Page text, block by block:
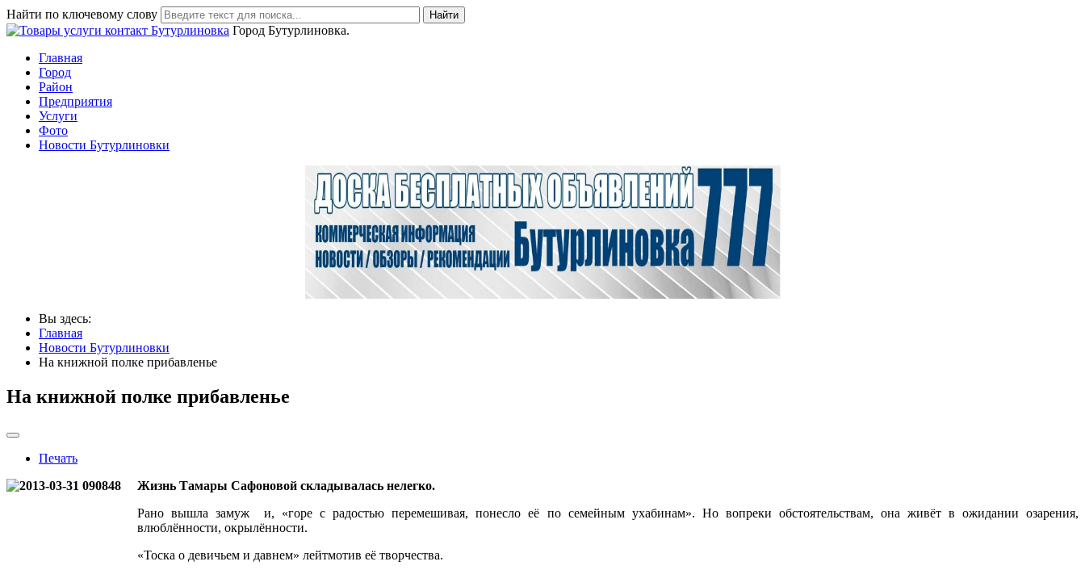
Найти по ключевому слову Найти
Город Бутурлиновка.
Главная
Город
Район
Предприятия
Услуги
Фото
Новости Бутурлиновки
Вы здесь:
Главная
Новости Бутурлиновки
На книжной полке прибавленье
На книжной полке прибавленье
Печать
Жизнь Тамары Сафоновой складывалась нелегко.
Рано вышла замуж и, «горе с радостью перемешивая, понесло её по семейным ухабинам». Но вопреки обстоятельствам, она живёт в ожидании озарения,
влюблённости, окрылённости.
«Тоска о девичьем и давнем» лейтмотив её творчества.